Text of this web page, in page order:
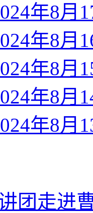
年8月
年8月
年8月
年8月
年8月